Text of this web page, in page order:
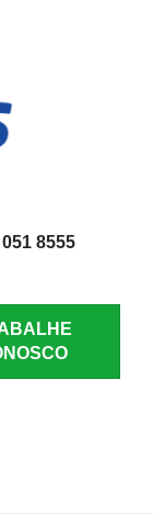
8555